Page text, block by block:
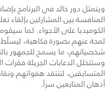
ويتمثل دور خالد في البرنامج
المنافسة بين المشاركين
الكوميديا على الأجواء. كما
لمحة عنهم بصورة فكاهية،
شخصياتهم، ما يسمح للجمهور
وستتخلل الدعابات الجريئة فقرات
المتسابقين، لتنتقد هفواتهم
أذهان المتابعين سراً.